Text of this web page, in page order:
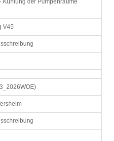
Kühlung der Pumpenräume
V45